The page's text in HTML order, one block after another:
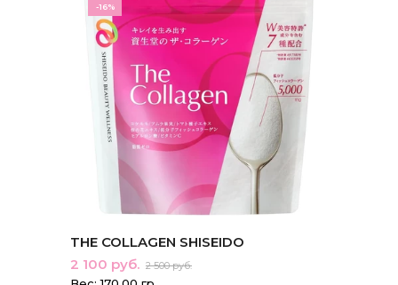
-16%
THE COLLAGEN SHISEIDO
2 100 руб. 2 500 руб.